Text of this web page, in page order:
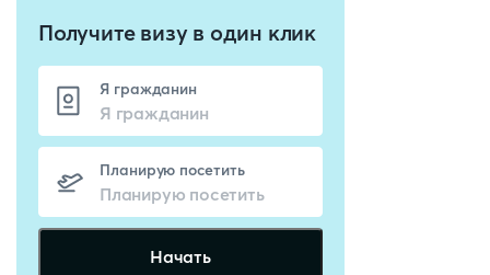
Получите визу в один клик
Я гражданин
Планирую посетить
Начать